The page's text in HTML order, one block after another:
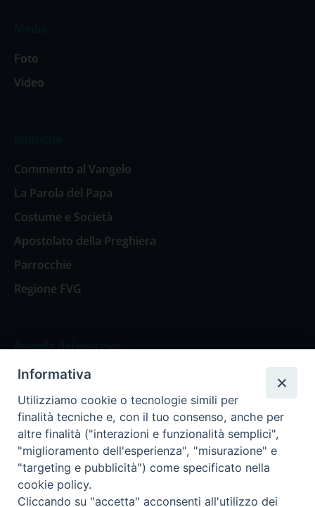
Foto
Video
Commento al Vangelo
La Parola del Papa
Costume e Società
Apostolato della Preghiera
Parrocchie
Regione FVG
Agenda del vescovo
Agenda del vescovo
Privacy Policy Trasparenza
Termini e Condizioni
Informativa
Utilizziamo cookie o tecnologie simili per
finalità tecniche e, con il tuo consenso, anche per
altre finalità ("interazioni e funzionalità semplici",
"miglioramento dell'esperienza", "misurazione" e
"targeting e pubblicità") come specificato nella
cookie policy.
Cliccando su "accetta" acconsenti all'utilizzo dei